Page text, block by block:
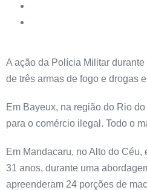
A ação da Polícia Militar
de três armas de fogo e drogas
Em Bayeux, na região do Rio
para o comércio ilegal. Todo o
Em Mandacaru, no Alto do
31 anos, durante uma
apreenderam 24 porções de